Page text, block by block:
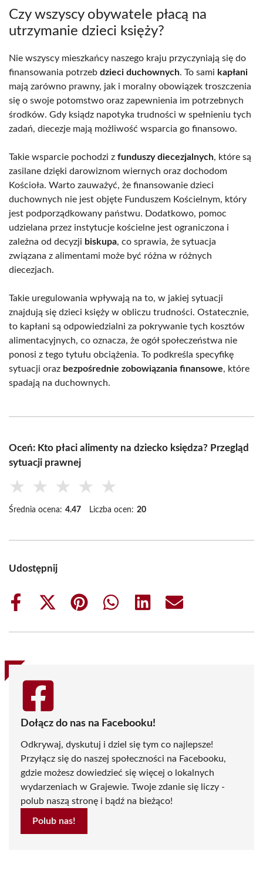
Czy wszyscy obywatele płacą na
utrzymanie dzieci księży?
Nie wszyscy mieszkańcy naszego kraju przyczyniają się do
finansowania potrzeb dzieci duchownych. To sami kapłani
mają zarówno prawny, jak i moralny obowiązek troszczenia
się o swoje potomstwo oraz zapewnienia im potrzebnych
środków. Gdy ksiądz napotyka trudności w spełnieniu tych
zadań, diecezje mają możliwość wsparcia go finansowo.
Takie wsparcie pochodzi z funduszy diecezjalnych, które są
zasilane dzięki darowiznom wiernych oraz dochodom
Kościoła. Warto zauważyć, że finansowanie dzieci
duchownych nie jest objęte Funduszem Kościelnym, który
jest podporządkowany państwu. Dodatkowo, pomoc
udzielana przez instytucje kościelne jest ograniczona i
zależna od decyzji biskupa, co sprawia, że sytuacja
związana z alimentami może być różna w różnych
diecezjach.
Takie uregulowania wpływają na to, w jakiej sytuacji
znajdują się dzieci księży w obliczu trudności. Ostatecznie,
to kapłani są odpowiedzialni za pokrywanie tych kosztów
alimentacyjnych, co oznacza, że ogół społeczeństwa nie
ponosi z tego tytułu obciążenia. To podkreśla specyfikę
sytuacji oraz bezpośrednie zobowiązania finansowe, które
spadają na duchownych.
Oceń: Kto płaci alimenty na dziecko księdza? Przegląd
sytuacji prawnej
★ ★ ★ ★ ★
Średnia ocena: 4.47 Liczba ocen: 20
Udostępnij
Share
Share
(Twitter)
Share
Share
Share
Share
Dołącz do nas na Facebooku!
Odkrywaj, dyskutuj i dziel się tym co najlepsze!
Przyłącz się do naszej społeczności na Facebooku,
gdzie możesz dowiedzieć się więcej o lokalnych
wydarzeniach w Grajewie. Twoje zdanie się liczy -
polub naszą stronę i bądź na bieżąco!
Polub nas!